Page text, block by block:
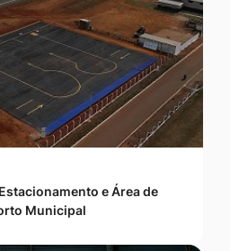
e Área de
Municipal